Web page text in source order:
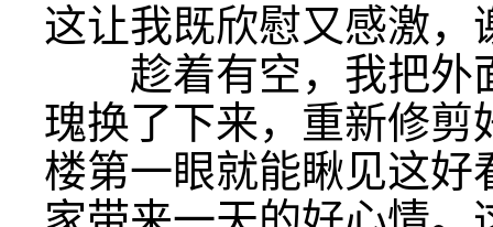
这让我既欣慰又感激
趁着有空，我把外
瑰换了下来，重新修剪
楼第一眼就能瞅见这好